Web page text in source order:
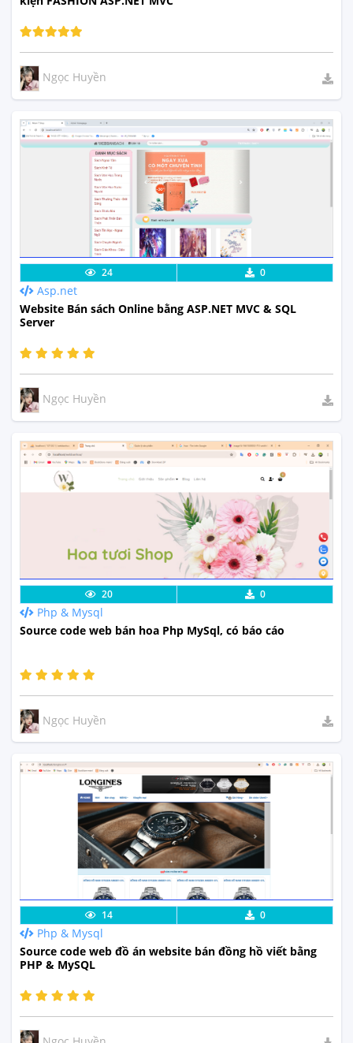
Ngọc Huyền
Lưu code Xem Thực Tế
24 0
Asp.net
Website Bán sách Online bằng ASP.NET MVC & SQL
Server
Ngọc Huyền
Lưu code Xem Thực Tế
20 0
Php & Mysql
Source code web bán hoa Php MySql, có báo cáo
Ngọc Huyền
Lưu code Xem Thực Tế
14 0
Php & Mysql
Source code web đồ án website bán đồng hồ viết bằng
PHP & MySQL